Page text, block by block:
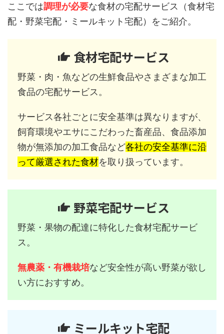
ここでは調理が必要な食材の宅配サービス（食材宅
配・野菜宅配・ミールキット宅配）をご紹介。
食材宅配サービス
野菜・肉・魚などの生鮮食品やさまざまな加工
食品の宅配サービス。
サービス各社ごとに安全基準は異なりますが、
飼育環境やエサにこだわった畜産品、食品添加
物が無添加の加工食品など各社の安全基準に沿
って厳選された食材を取り扱っています。
野菜宅配サービス
野菜・果物の配達に特化した食材宅配サービ
ス。
無農薬・有機栽培など安全性が高い野菜が欲し
い方におすすめ。
ミールキット宅配